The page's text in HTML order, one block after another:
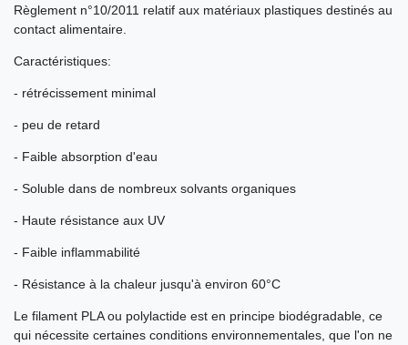
Règlement n°10/2011 relatif aux matériaux plastiques destinés au
contact alimentaire.
Caractéristiques:
- rétrécissement minimal
- peu de retard
- Faible absorption d'eau
- Soluble dans de nombreux solvants organiques
- Haute résistance aux UV
- Faible inflammabilité
- Résistance à la chaleur jusqu'à environ 60°C
Le filament PLA ou polylactide est en principe biodégradable, ce
qui nécessite certaines conditions environnementales, que l'on ne